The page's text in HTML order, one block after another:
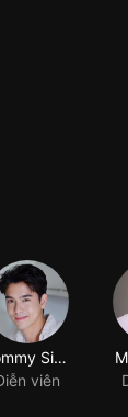
Tommy Sittichok Pueakpoolpol
viên